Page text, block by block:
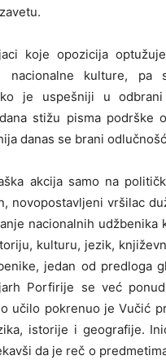
koje opozicija
nacionalne kulture, pa
je uspešniji u
stižu pisma podrške
danas se brani
akcija samo na
novopostavljeni vršilac
nacionalnih
kulturu, jezik,
jedan od predloga
Porfirije se već
učilo pokrenuo je Vučić
istorije i geografije.
da je reč o